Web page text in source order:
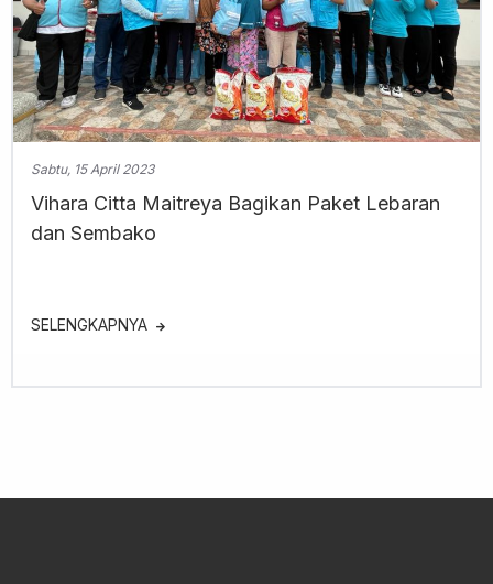
Sabtu, 15 April 2023
Vihara Citta Maitreya Bagikan Paket Lebaran
dan Sembako
SELENGKAPNYA